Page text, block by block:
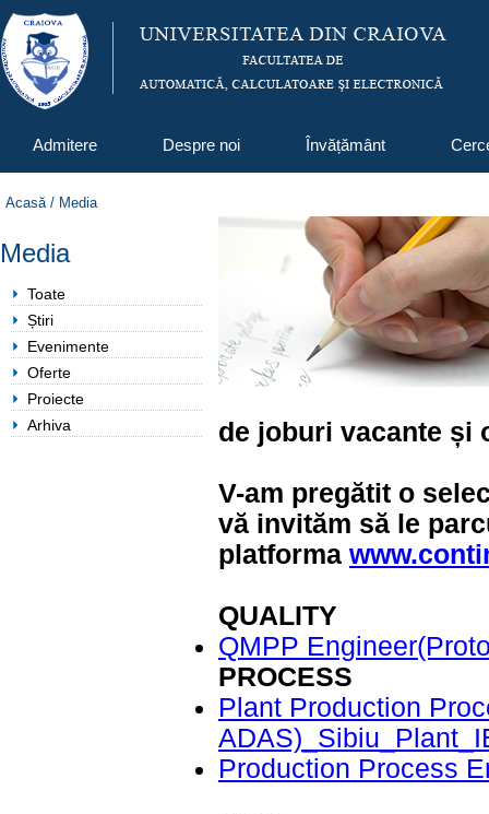
Admitere Despre noi Învățământ
Acasă/ Media
Media
Toate
Știri
Evenimente
Oferte
Proiecte
Arhiva
de joburi vacante și
V-am pregătit o
vă invităm să le
platforma
QUALITY
QMPP
PROCESS
Plant Production
Production Process